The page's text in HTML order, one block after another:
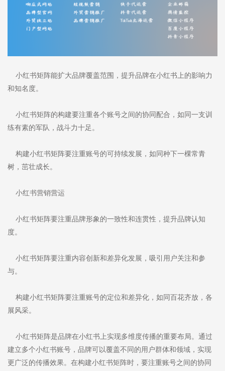
小红书矩阵能扩大品牌覆盖范围，提升品牌在小红书上的影响力
和知名度。
小红书矩阵的构建要注重各个账号之间的协同配合，如同一支训
练有素的军队，战斗力十足。
构建小红书矩阵要注重账号的可持续发展，如同种下一棵常青
树，茁壮成长。
小红书营销营运
小红书矩阵要注重品牌形象的一致性和连贯性，提升品牌认知
度。
小红书矩阵要注重内容创新和差异化发展，吸引用户关注和参
与。
构建小红书矩阵要注重账号的定位和差异化，如同百花齐放，各
展风采。
小红书矩阵是品牌在小红书上实现多维度传播的重要布局。通过
建立多个小红书账号，品牌可以覆盖不同的用户群体和领域，实现
更广泛的传播效果。在构建小红书矩阵时，要注重账号之间的协同